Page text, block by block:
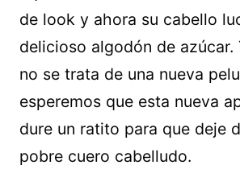
de look y ahora su cabello
delicioso algodón de azúcar.
no se trata de una nueva
esperemos que esta nueva
dure un ratito para que deje
pobre cuero cabelludo.